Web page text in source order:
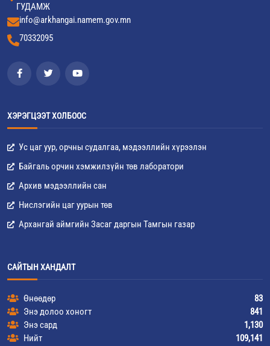
ГУДАМЖ
info@arkhangai.namem.gov.mn
70332095
ХЭРЭГЦЭЭТ ХОЛБООС
Ус цаг уур, орчны судалгаа, мэдээллийн хүрээлэн
Байгаль орчин хэмжилзүйн төв лаборатори
Архив мэдээллийн сан
Нислэгийн цаг уурын төв
Архангай аймгийн Засаг даргын Тамгын газар
САЙТЫН ХАНДАЛТ
Өнөөдөр
83
Энэ долоо хоногт
841
Энэ сард
1,130
Нийт
109,141